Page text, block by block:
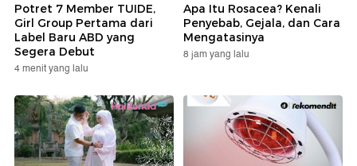
Potret 7 Member TUIDE,
Girl Group Pertama dari
Label Baru ABD yang
Segera Debut
4 menit yang lalu
Apa Itu Rosacea? Kenali
Penyebab, Gejala, dan Cara
Mengatasinya
8 jam yang lalu